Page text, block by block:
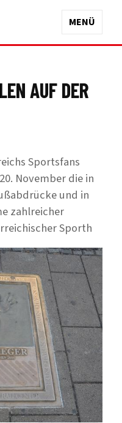
MENÜ
AUF DER
Sportsfans
November die in
und in
zahlreicher
Sporth